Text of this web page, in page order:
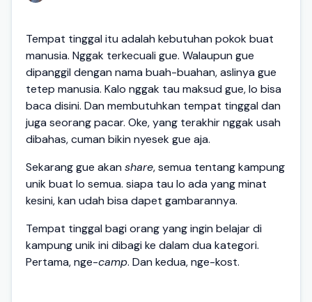
Tempat tinggal itu adalah kebutuhan pokok buat
manusia. Nggak terkecuali gue. Walaupun gue
dipanggil dengan nama buah-buahan, aslinya gue
tetep manusia. Kalo nggak tau maksud gue, lo bisa
baca disini. Dan membutuhkan tempat tinggal dan
juga seorang pacar. Oke, yang terakhir nggak usah
dibahas, cuman bikin nyesek gue aja.
Sekarang gue akan share, semua tentang kampung
unik buat lo semua. siapa tau lo ada yang minat
kesini, kan udah bisa dapet gambarannya.
Tempat tinggal bagi orang yang ingin belajar di
kampung unik ini dibagi ke dalam dua kategori.
Pertama, nge-camp. Dan kedua, nge-kost.